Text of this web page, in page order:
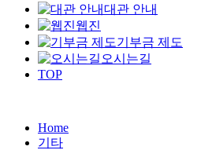
대관 안내
웹진
기부금 제도
오시는길
TOP
Home
기타